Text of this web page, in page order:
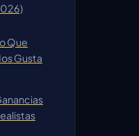
Que
Gusta